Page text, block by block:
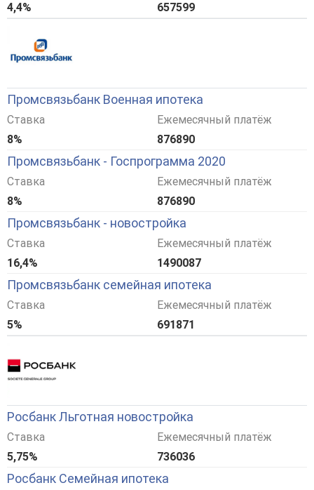
4,4%
657599
Промсвязьбанк Военная ипотека
Ставка
8%
Ежемесячный платёж
876890
Промсвязьбанк - Госпрограмма 2020
Ставка
8%
Ежемесячный платёж
876890
Промсвязьбанк - новостройка
Ставка
16,4%
Ежемесячный платёж
1490087
Промсвязьбанк семейная ипотека
Ставка
5%
Ежемесячный платёж
691871
Росбанк Льготная новостройка
Ставка
5,75%
Ежемесячный платёж
736036
Росбанк Семейная ипотека